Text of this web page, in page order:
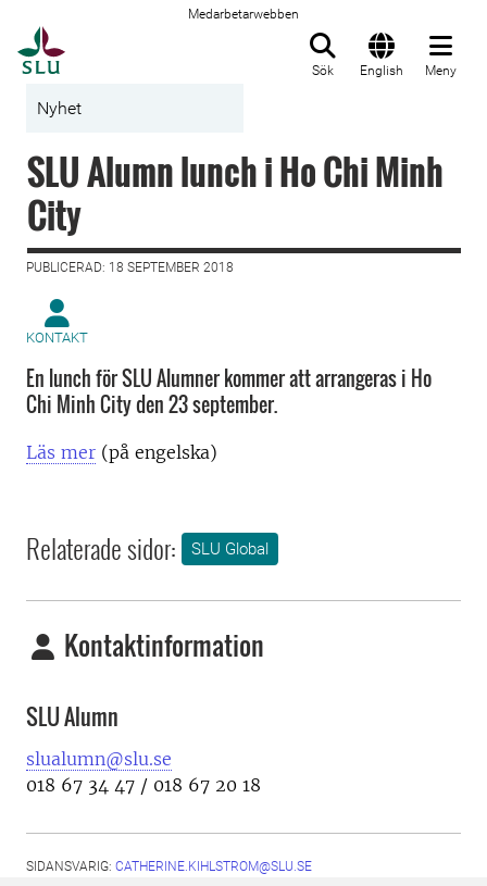
Medarbetarwebben
Sök English Meny
Nyhet
SLU Alumn lunch i Ho Chi Minh
City
PUBLICERAD: 18 SEPTEMBER 2018
KONTAKT
En lunch för SLU Alumner kommer att arrangeras i Ho
Chi Minh City den 23 september.
Läs mer (på engelska)
Relaterade sidor: SLU Global
Kontaktinformation
SLU Alumn
slualumn@slu.se
018 67 34 47 / 018 67 20 18
SIDANSVARIG: CATHERINE.KIHLSTROM@SLU.SE